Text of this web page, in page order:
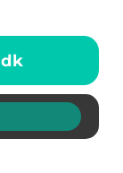
dk